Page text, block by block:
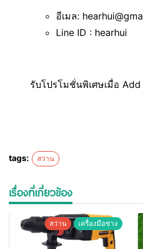
อีเมล:
Line ID : hearhui
รับโปรโมชั่นพิเศษเมื่อ
tags: สว่าน
เรื่องที่เกี่ยวข้อง
สว่าน เครื่องมือช่าง